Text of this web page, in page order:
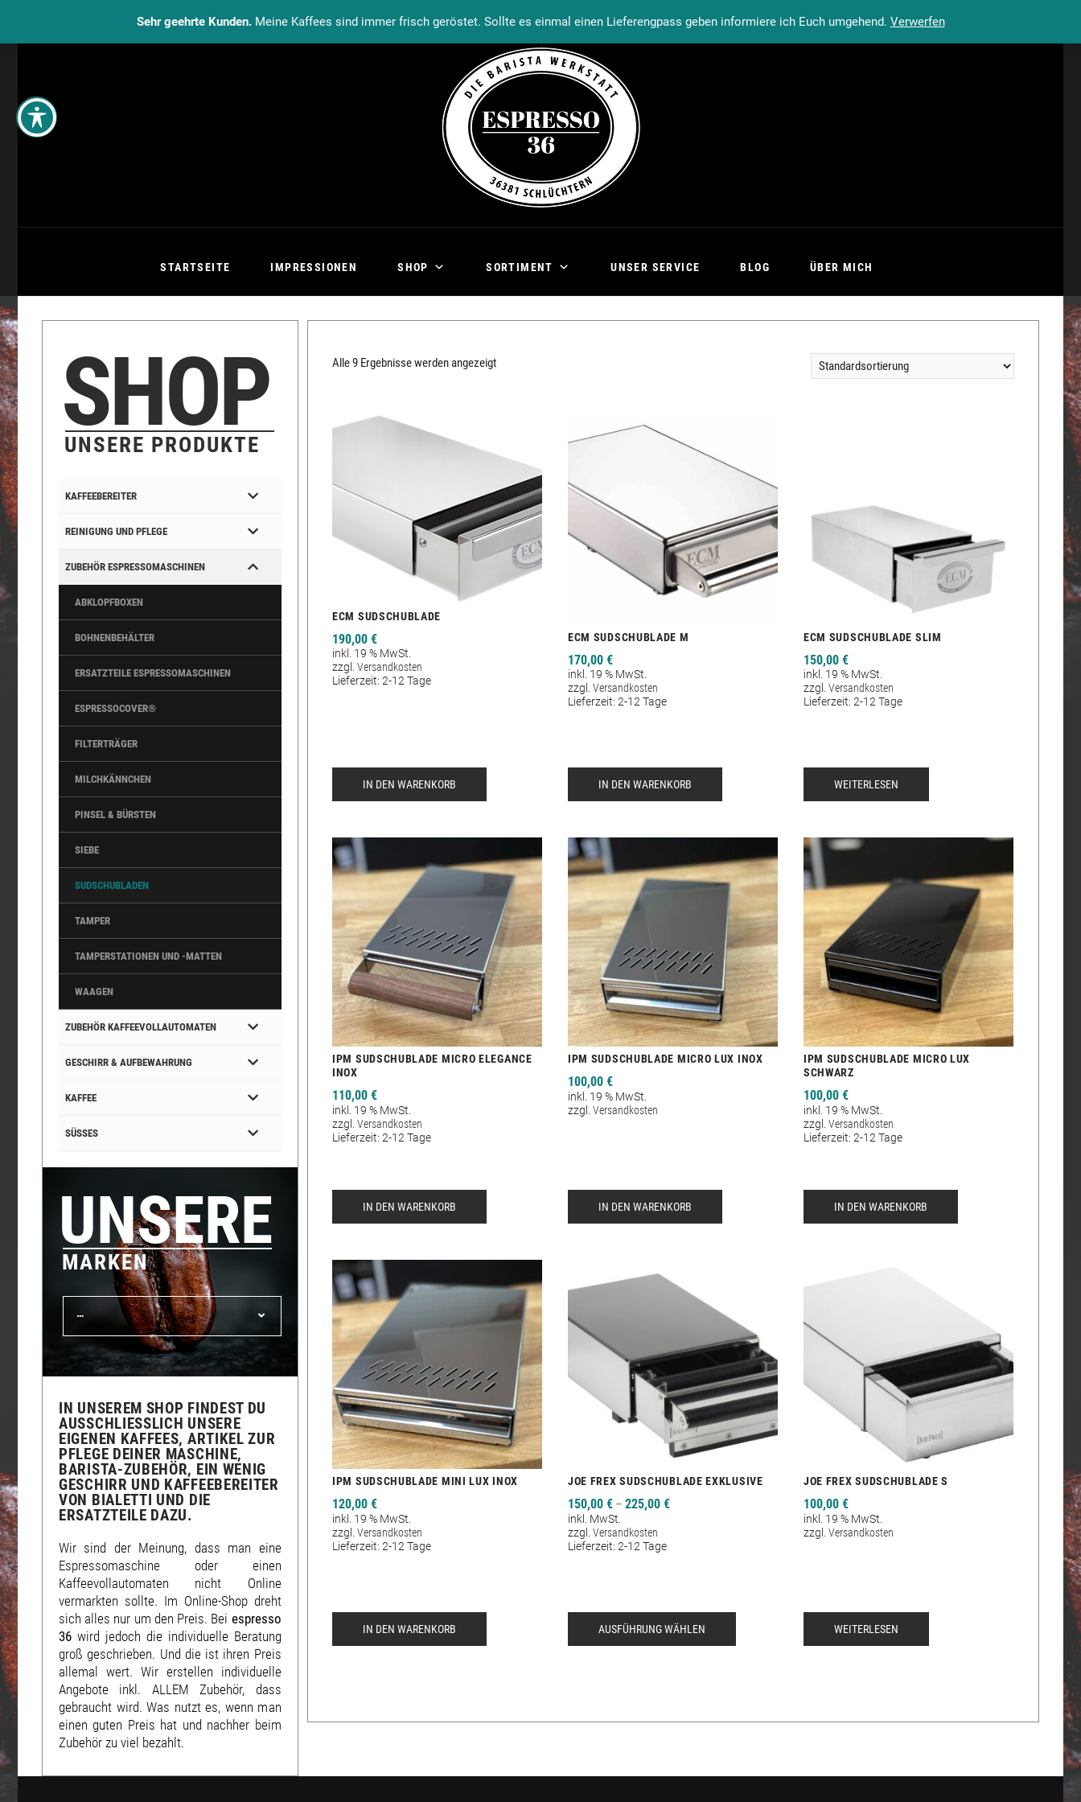
Sehr geehrte Kunden.Meine Kaffees sind immer frisch geröstet. Sollte es einmal einen Lieferengpass geben informiere ich Euch umgehend. Verwerfen
Warenkorb Kasse Mein Konto
STARTSEITE IMPRESSIONEN SHOP SORTIMENT UNSER SERVICE BLOG ÜBER MICH
Alle 9 Ergebnisse werden angezeigt
ECM SUDSCHUBLADE
190,00 €
inkl. 19 % MwSt.
zzgl. Versandkosten
Lieferzeit: 2-12 Tage
IN DEN WARENKORB
ECM SUDSCHUBLADE M
170,00 €
inkl. 19 % MwSt.
zzgl. Versandkosten
Lieferzeit: 2-12 Tage
IN DEN WARENKORB
ECM SUDSCHUBLADE SLIM
150,00 €
inkl. 19 % MwSt.
zzgl. Versandkosten
Lieferzeit: 2-12 Tage
WEITERLESEN
IPM SUDSCHUBLADE MICRO ELEGANCE
INOX
110,00 €
inkl. 19 % MwSt.
zzgl. Versandkosten
Lieferzeit: 2-12 Tage
IN DEN WARENKORB
IPM SUDSCHUBLADE MICRO LUX INOX
100,00 €
inkl. 19 % MwSt.
zzgl. Versandkosten
IN DEN WARENKORB
IPM SUDSCHUBLADE MICRO LUX
SCHWARZ
100,00 €
inkl. 19 % MwSt.
zzgl. Versandkosten
Lieferzeit: 2-12 Tage
IN DEN WARENKORB
IPM SUDSCHUBLADE MINI LUX INOX
120,00 €
inkl. 19 % MwSt.
zzgl. Versandkosten
Lieferzeit: 2-12 Tage
IN DEN WARENKORB
JOE FREX SUDSCHUBLADE EXKLUSIVE
150,00 €– 225,00 €
inkl. MwSt.
zzgl. Versandkosten
Lieferzeit: 2-12 Tage
AUSFÜHRUNG WÄHLEN
JOE FREX SUDSCHUBLADE S
100,00 €
inkl. 19 % MwSt.
zzgl. Versandkosten
WEITERLESEN
SHOP
UNSERE PRODUKTE
KAFFEEBEREITER
REINIGUNG UND PFLEGE
ZUBEHÖR ESPRESSOMASCHINEN
ABKLOPFBOXEN
BOHNENBEHÄLTER
ERSATZTEILE ESPRESSOMASCHINEN
ESPRESSOCOVER®
FILTERTRÄGER
MILCHKÄNNCHEN
PINSEL & BÜRSTEN
SIEBE
SUDSCHUBLADEN
TAMPER
TAMPERSTATIONEN UND -MATTEN
WAAGEN
ZUBEHÖR KAFFEEVOLLAUTOMATEN
GESCHIRR & AUFBEWAHRUNG
KAFFEE
SÜSSES
UNSERE
MARKEN
…
IN UNSEREM SHOP FINDEST DU
AUSSCHLIESSLICH UNSERE E
IGENEN KAFFEES, ARTIKEL ZUR P
FLEGE DEINER MASCHINE, B
ARISTA-ZUBEHÖR, EIN WENIG G
ESCHIRR UND KAFFEEBEREITER V
ON BIALETTI UND DIE E
RSATZTEILE DAZU.
Wir sind der Meinung, dass man eine
Espressomaschine oder einen
Kaffeevollautomaten nicht Online
vermarkten sollte. Im Online-Shop dreht
sich alles nur um den Preis. Bei espresso
36 wird jedoch die individuelle Beratung
groß geschrieben. Und die ist ihren Preis
allemal wert. Wir erstellen individuelle
Angebote inkl. ALLEM Zubehör, dass
gebraucht wird. Was nutzt es, wenn man
einen guten Preis hat und nachher beim
Zubehör zu viel bezahlt.